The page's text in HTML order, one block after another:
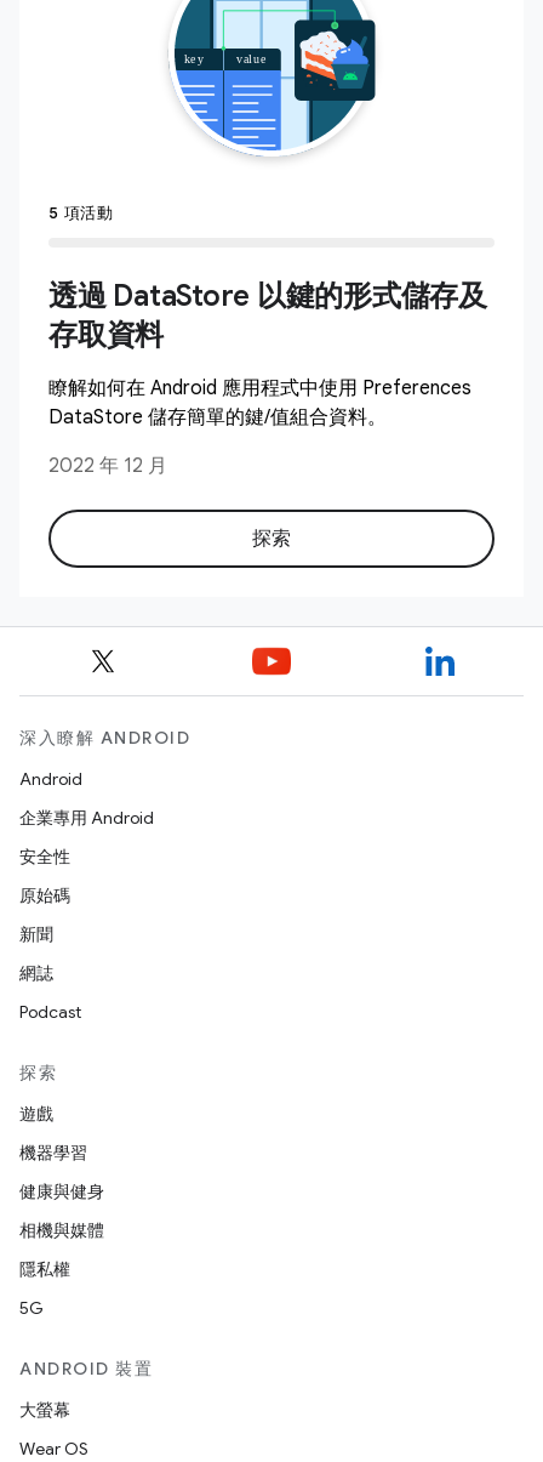
5 項活動
透過 DataStore 以鍵的形式儲存及
存取資料
瞭解如何在 Android 應用程式中使用 Preferences
DataStore 儲存簡單的鍵/值組合資料。
2022 年 12 月
探索
深入瞭解 ANDROID
Android
企業專用 Android
安全性
原始碼
新聞
網誌
Podcast
探索
遊戲
機器學習
健康與健身
相機與媒體
隱私權
5G
ANDROID 裝置
大螢幕
Wear OS